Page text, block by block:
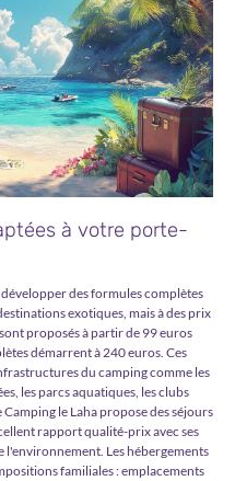
à votre porte-
des formules complètes
exotiques, mais à des prix
proposés à partir de 99 euros
démarrent à 240 euros. Ces
du camping comme les
les parcs aquatiques, les clubs
le Laha propose des séjours
rapport qualité-prix avec ses
l'environnement. Les hébergements
familiales : emplacements